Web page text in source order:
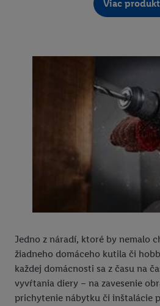
Viac
Jedno z náradí, ktoré by nemalo
žiadneho domáceho kutila či
každej domácnosti sa z času na
vyvŕtania diery – na zavesenie
prichytenie nábytku či inštalácie